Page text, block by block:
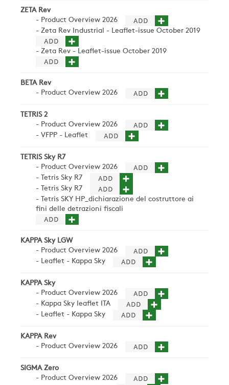
AZIENDA
REFERENZE
NEWS
CONTATTI
AREA RISERVATA
SOSTENIBILITÀ
SWEGON
ZETA Rev
- Product Overview 2026
- Zeta Rev Industrial - Leaflet-issue October 2019
- Zeta Rev - Leaflet-issue October 2019
BETA Rev
- Product Overview 2026
TETRIS 2
- Product Overview 2026
- VFPP - Leaflet
TETRIS Sky R7
- Product Overview 2026
- Tetris Sky R7
- Tetris Sky R7
- Tetris SKY HP_dichiarazione del costruttore ai
fini delle detrazioni fiscali
KAPPA Sky LGW
- Product Overview 2026
- Leaflet - Kappa Sky
KAPPA Sky
- Product Overview 2026
- Kappa Sky leaflet ITA
- Leaflet - Kappa Sky
KAPPA Rev
- Product Overview 2026
SIGMA Zero
- Product Overview 2026